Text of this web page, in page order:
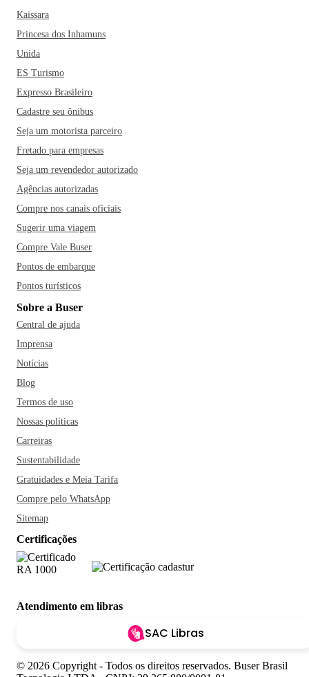
Kaissara
Princesa dos Inhamuns
Unida
ES Turismo
Expresso Brasileiro
Cadastre seu ônibus
Seja um motorista parceiro
Fretado para empresas
Seja um revendedor autorizado
Agências autorizadas
Compre nos canais oficiais
Sugerir uma viagem
Compre Vale Buser
Pontos de embarque
Pontos turísticos
Sobre a Buser
Central de ajuda
Imprensa
Notícias
Blog
Termos de uso
Nossas políticas
Carreiras
Sustentabilidade
Gratuidades e Meia Tarifa
Compre pelo WhatsApp
Sitemap
Certificações
Atendimento em libras
SAC Libras
© 2026 Copyright - Todos os direitos reservados. Buser Brasil